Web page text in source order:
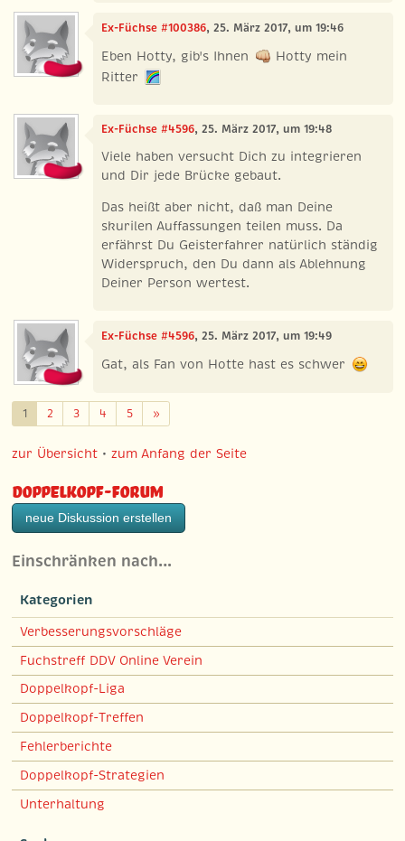
Ex-Füchse #100386, 25. März 2017, um 19:46
Eben Hotty, gib's Ihnen
Hotty mein
Ritter
Ex-Füchse #4596, 25. März 2017, um 19:48
Viele haben versucht Dich zu integrieren
und Dir jede Brücke gebaut.
Das heißt aber nicht, daß man Deine
skurilen Auffassungen teilen muss. Da
erfährst Du Geisterfahrer natürlich ständig
Widerspruch, den Du dann als Ablehnung
Deiner Person wertest.
Ex-Füchse #4596, 25. März 2017, um 19:49
Gat, als Fan von Hotte hast es schwer
1 2 3 4 5 »Weiter
zur Übersicht •zum Anfang der Seite
Doppelkopf-Forum
neue Diskussion erstellen
Einschränken nach…
Kategorien
Verbesserungsvorschläge
Fuchstreff DDV Online Verein
Doppelkopf-Liga
Doppelkopf-Treffen
Fehlerberichte
Doppelkopf-Strategien
Unterhaltung